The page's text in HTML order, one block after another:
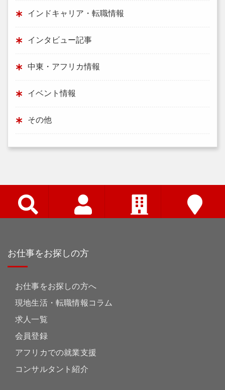
インドキャリア・転職情報
インタビュー記事
中東・アフリカ情報
イベント情報
その他
お仕事をお探しの方
お仕事をお探しの方へ
現地生活・転職情報コラム
求人一覧
会員登録
アフリカでの就業支援
コンサルタント紹介